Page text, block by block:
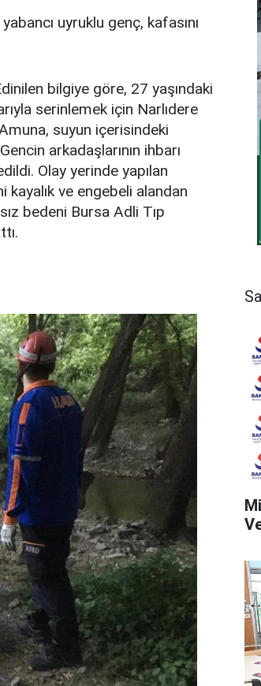
uyruklu genç, kafasını
bilgiye göre, 27 yaşındaki
serinlemek için Narlıdere
suyun içerisindeki
arkadaşlarının ihbarı
Olay yerinde yapılan
kayalık ve engebeli alandan
bedeni Bursa Adli Tıp